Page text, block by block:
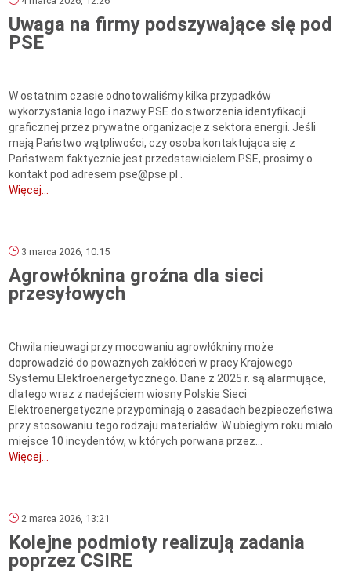
Uwaga na firmy podszywające się pod
PSE
W ostatnim czasie odnotowaliśmy kilka przypadków
wykorzystania logo i nazwy PSE do stworzenia identyfikacji
graficznej przez prywatne organizacje z sektora energii. Jeśli
mają Państwo wątpliwości, czy osoba kontaktująca się z
Państwem faktycznie jest przedstawicielem PSE, prosimy o
kontakt pod adresem pse@pse.pl .
Więcej...
3 marca 2026, 10:15
Agrowłóknina groźna dla sieci
przesyłowych
Chwila nieuwagi przy mocowaniu agrowłókniny może
doprowadzić do poważnych zakłóceń w pracy Krajowego
Systemu Elektroenergetycznego. Dane z 2025 r. są alarmujące,
dlatego wraz z nadejściem wiosny Polskie Sieci
Elektroenergetyczne przypominają o zasadach bezpieczeństwa
przy stosowaniu tego rodzaju materiałów. W ubiegłym roku miało
miejsce 10 incydentów, w których porwana przez...
Więcej...
2 marca 2026, 13:21
Kolejne podmioty realizują zadania
poprzez CSIRE